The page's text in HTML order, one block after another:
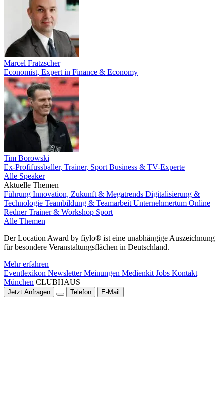
Marcel Fratzscher
Economist, Expert in Finance & Economy
Tim Borowski
Ex-Profifussballer, Trainer, Sport Business & TV-Experte
Alle Speaker
Aktuelle Themen
Führung Innovation, Zukunft & Megatrends Digitalisierung &
Technologie Teambildung & Teamarbeit Unternehmertum Online
RednerTrainer & Workshop Sport
Alle Themen
Der Location Award by fiylo® ist eine unabhängige Auszeichnung
für besondere Veranstaltungsflächen in Deutschland.
Mehr erfahren
Eventlexikon NewsletterMeinungen Medienkit Jobs Kontakt
München CLUBHAUS
Jetzt Anfragen Telefon E-Mail